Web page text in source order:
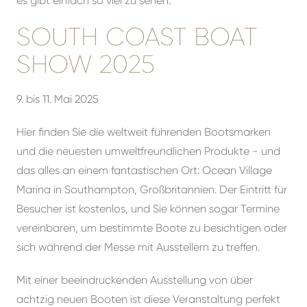
SOUTH COAST BOAT
SHOW 2025
9. bis 11. Mai 2025
Hier finden Sie die weltweit führenden Bootsmarken
und die neuesten umweltfreundlichen Produkte - und
das alles an einem fantastischen Ort: Ocean Village
Marina in Southampton, Großbritannien. Der Eintritt für
Besucher ist kostenlos, und Sie können sogar Termine
vereinbaren, um bestimmte Boote zu besichtigen oder
sich während der Messe mit Ausstellern zu treffen.
Mit einer beeindruckenden Ausstellung von über
achtzig neuen Booten ist diese Veranstaltung perfekt